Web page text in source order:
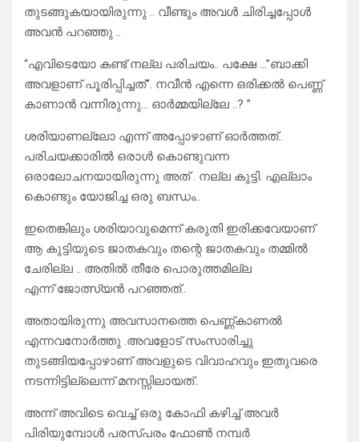
തുടങ്ങുകയായിരുന്നു .. വീണ്ടും അവൾ ചിരിച്ചപ്പോൾ
അവൻ പറഞ്ഞു ..
“എവിടെയോ കണ്ട് നല്ല പരിചയം.. പക്ഷേ …”ബാക്കി
അവളാണ് പൂരിപ്പിച്ചത്”. നവീൻ എന്നെ ഒരിക്കൽ പെണ്ണ്
കാണാൻ വന്നിരുന്നു… ഓർമ്മയില്ലേ ..? ”
ശരിയാണല്ലോ എന്ന് അപ്പോഴാണ് ഓർത്തത്..
പരിചയക്കാരിൽ ഒരാൾ കൊണ്ടുവന്ന
ഒരാലോചനയായിരുന്നു അത് . നല്ല കുട്ടി. എല്ലാം
കൊണ്ടും യോജിച്ച ഒരു ബന്ധം..
ഇതെങ്കിലും ശരിയാവുമെന്ന് കരുതി ഇരിക്കവേയാണ്
ആ കുട്ടിയുടെ ജാതകവും തന്റെ ജാതകവും തമ്മിൽ
ചേരില്ല .. അതിൽ തീരേ പൊരുത്തമില്ല
എന്ന് ജോത്സ്യൻ പറഞ്ഞത്..
അതായിരുന്നു അവസാനത്തെ പെണ്ണ്കാണൽ
എന്നവനോർത്തു .അവളോട് സംസാരിച്ചു
തുടങ്ങിയപ്പോഴാണ് അവളുടെ വിവാഹവും ഇതുവരെ
നടന്നിട്ടില്ലെന്ന് മനസ്സിലായത്..
അന്ന് അവിടെ വെച്ച് ഒരു കോഫി കഴിച്ച് അവർ
പിരിയുമ്പോൾ പരസ്പരം ഫോൺ നമ്പർ